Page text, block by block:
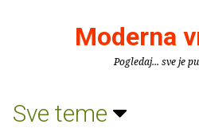
Moderna
Pogledaj... sve je
Sve teme